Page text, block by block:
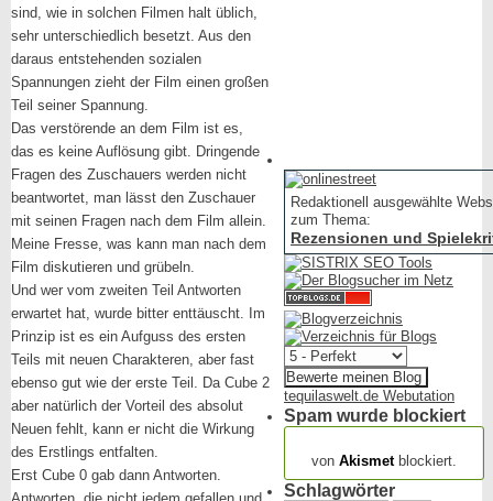
sind, wie in solchen Filmen halt üblich,
sehr unterschiedlich besetzt. Aus den
daraus entstehenden sozialen
Spannungen zieht der Film einen großen
Teil seiner Spannung.
Das verstörende an dem Film ist es,
das es keine Auflösung gibt. Dringende
Fragen des Zuschauers werden nicht
beantwortet, man lässt den Zuschauer
mit seinen Fragen nach dem Film allein.
Meine Fresse, was kann man nach dem
Film diskutieren und grübeln.
Und wer vom zweiten Teil Antworten
erwartet hat, wurde bitter enttäuscht. Im
Prinzip ist es ein Aufguss des ersten
Teils mit neuen Charakteren, aber fast
ebenso gut wie der erste Teil. Da Cube 2
aber natürlich der Vorteil des absolut
Neuen fehlt, kann er nicht die Wirkung
des Erstlings entfalten.
Erst Cube 0 gab dann Antworten.
Redaktionell ausgewählte
zum Thema:
Rezensionen und
tequilaswelt.de Webutation
Spam wurde blockiert
von Akismetblockiert.
Schlagwörter